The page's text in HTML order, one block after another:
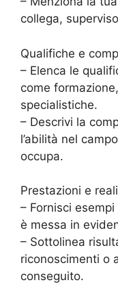
collega,
Qualifiche e
– Elenca le
come
specialistiche.
– Descrivi la
l’abilità nel
occupa.
Prestazioni e
– Fornisci
è messa in
– Sottolinea
riconoscimenti o
conseguito.